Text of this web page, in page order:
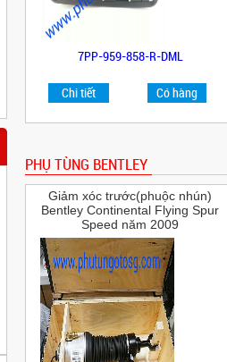
7PP-959-858-R-DML
Chi tiết Có hàng
PHỤ TÙNG BENTLEY
Giảm xóc trước(phuộc nhún)
Bentley Continental Flying Spur
Speed năm 2009